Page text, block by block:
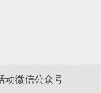
动微信公众号